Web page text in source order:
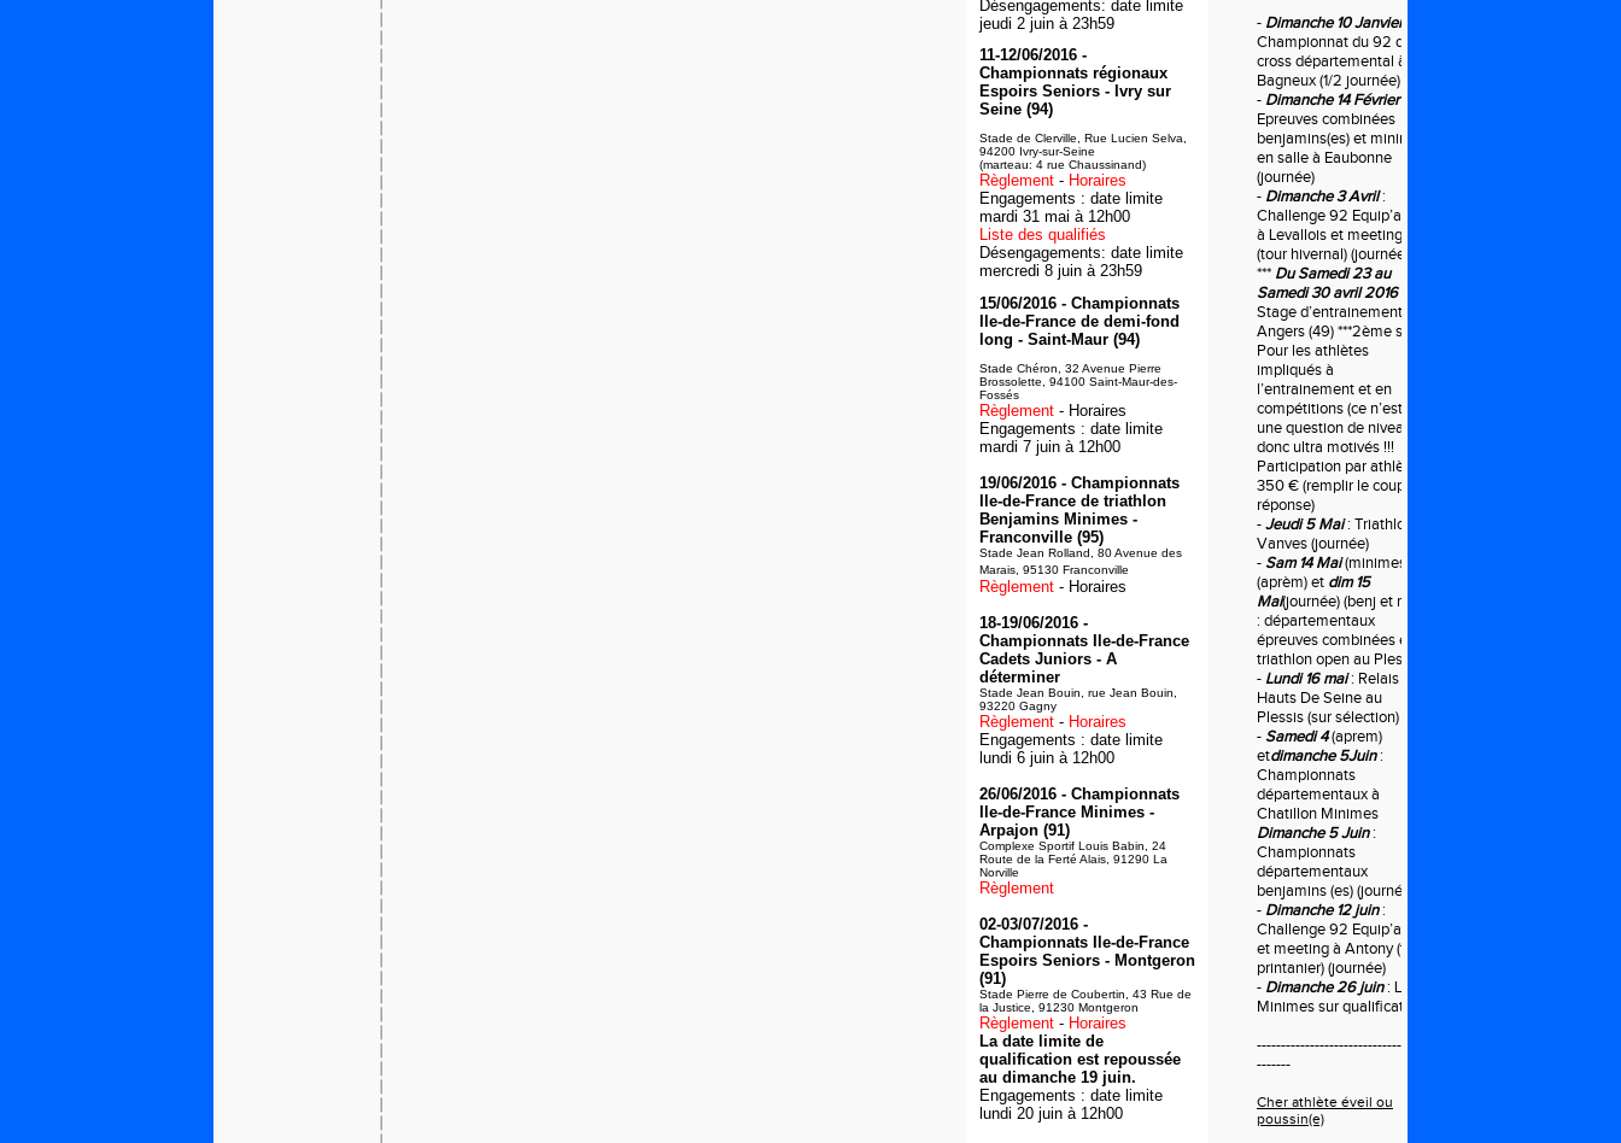
Désengagements: date limite
jeudi 2 juin à 23h59
11-12/06/2016 -
Championnats régionaux
Espoirs Seniors - Ivry sur
Seine (94)
Stade de Clerville, Rue Lucien Selva,
94200 Ivry-sur-Seine
(marteau: 4 rue Chaussinand)
Règlement - Horaires
Engagements : date limite
mardi 31 mai à 12h00
Liste des qualifiés
Désengagements: date limite
mercredi 8 juin à 23h59
15/06/2016 - Championnats
Ile-de-France de demi-fond
long - Saint-Maur (94)
Stade Chéron, 32 Avenue Pierre
Brossolette, 94100 Saint-Maur-des-
Fossés
Règlement - Horaires
Engagements : date limite
mardi 7 juin à 12h00
19/06/2016 - Championnats
Ile-de-France de triathlon
Benjamins Minimes -
Franconville (95)
Stade Jean Rolland, 80 Avenue des
Marais, 95130 Franconville
Règlement - Horaires
18-19/06/2016 -
Championnats Ile-de-France
Cadets Juniors - A
déterminer
Stade Jean Bouin, rue Jean Bouin,
93220 Gagny
Règlement - Horaires
Engagements : date limite
lundi 6 juin à 12h00
26/06/2016 - Championnats
Ile-de-France Minimes -
Arpajon (91)
Complexe Sportif Louis Babin, 24
Route de la Ferté Alais, 91290 La
Norville
Règlement
02-03/07/2016 -
Championnats Ile-de-France
Espoirs Seniors - Montgeron
(91)
Stade Pierre de Coubertin, 43 Rue de
la Justice, 91230 Montgeron
Règlement - Horaires
La date limite de
qualification est repoussée
au dimanche 19 juin.
Engagements : date limite
lundi 20 juin à 12h00
- Dimanche 10 Janvier
Championnat du 92 de
cross départemental à
Bagneux (1/2 journée)
- Dimanche 14 Février:
Epreuves combinées
benjamins(es) et minimes
en salle à Eaubonne
(journée)
- Dimanche 3 Avril:
Challenge 92 Equip’athlé
à Levallois et meeting
(tour hivernal) (journée)
*** Du Samedi 23 au
Samedi 30 avril 2016:
Stage d’entrainement à
Angers (49) ***2ème sem
Pour les athlètes
impliqués à
l’entrainement et en
compétitions (ce n’est pas
une question de niveau),
donc ultra motivés !!!
Participation par athlète
350 € (remplir le coupon
réponse)
-Jeudi 5 Mai: Triathlon à
Vanves (journée)
- Sam 14 Mai(minimes)
(aprèm) et dim 15
Mai(journée) (benj et min)
: départementaux
épreuves combinées et
triathlon open au Plessis
- Lundi 16 mai: Relais des
Hauts De Seine au
Plessis (sur sélection)
- Samedi 4(aprem)
etdimanche 5Juin:
Championnats
départementaux à
Chatillon Minimes
Dimanche 5 Juin:
Championnats
départementaux
benjamins (es) (journée)
- Dimanche 12 juin:
Challenge 92 Equip’athlé
et meeting à Antony (tour
printanier) (journée)
- Dimanche 26 juin: LIFA
Minimes sur qualification
------------------------------------
-------
Cher athlète éveil ou
poussin(e)